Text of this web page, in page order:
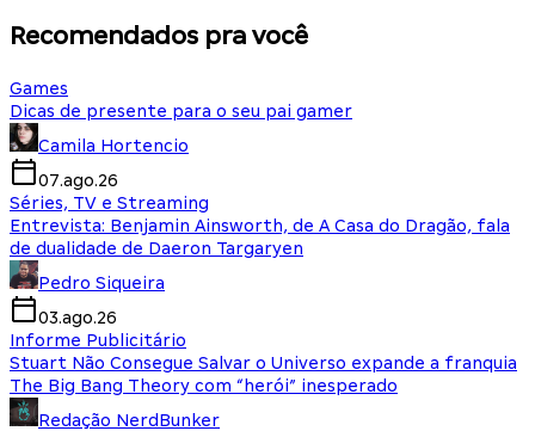
Recomendados pra você
Games
Dicas de presente para o seu pai gamer
Camila Hortencio
07.ago.26
Séries, TV e Streaming
Entrevista: Benjamin Ainsworth, de A Casa do Dragão, fala
de dualidade de Daeron Targaryen
Pedro Siqueira
03.ago.26
Informe Publicitário
Stuart Não Consegue Salvar o Universo expande a franquia
The Big Bang Theory com “herói” inesperado
Redação NerdBunker